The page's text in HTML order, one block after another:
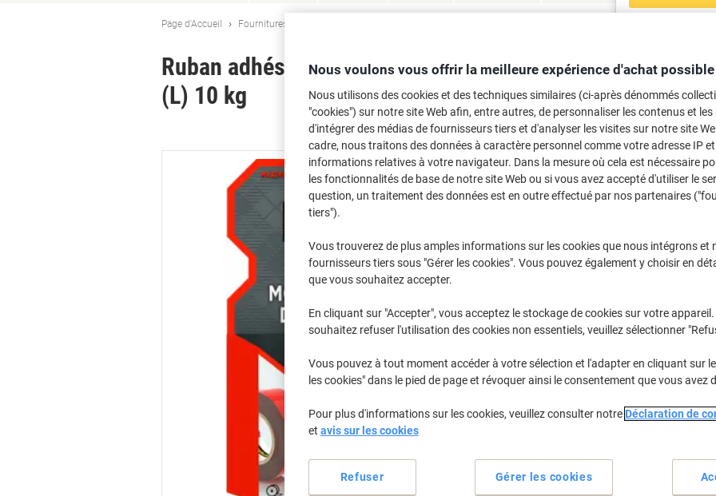
Page d'Accueil Fournitures de bureau
Ruban adhésif de montage Scotch Exterior 40021950A
(L) 10 kg
Marque : Scotch Viking N°. 2079254
Achetez Plus, Dépensez Moins
€7,19 Unité
À partir de 3 Unités
€8,41 TVA incl.
Quantité TVA excl.
1-2Unités €7,79
En stock Livraison 1-2 jours
Quantité
Spécifications clés
Nous voulons vous offrir la meilleure expérience d'achat possible
Nous utilisons des cookies et des techniques similaires (ci-après dénommés
"cookies") sur notre site Web afin, entre autres, de personnaliser les contenus et les
d'intégrer des médias de fournisseurs tiers et d'analyser les visites sur notre site
cadre, nous traitons des données à caractère personnel comme votre adresse IP et
informations relatives à votre navigateur. Dans la mesure où cela est nécessaire
les fonctionnalités de base de notre site Web ou si vous avez accepté d'utiliser le
question, un traitement des données est en outre effectué par nos partenaires
tiers").
Vous trouverez de plus amples informations sur les cookies que nous intégrons et
fournisseurs tiers sous "Gérer les cookies". Vous pouvez également y choisir en
que vous souhaitez accepter.
En cliquant sur "Accepter", vous acceptez le stockage de cookies sur votre appareil.
souhaitez refuser l'utilisation des cookies non essentiels, veuillez sélectionner
Vous pouvez à tout moment accéder à votre sélection et l'adapter en cliquant sur le
les cookies" dans le pied de page et révoquer ainsi le consentement que vous avez
Pour plus d'informations sur les cookies, veuillez consulter notre Déclaration de
et avis sur les cookies
Gérer les cookies
Refuser